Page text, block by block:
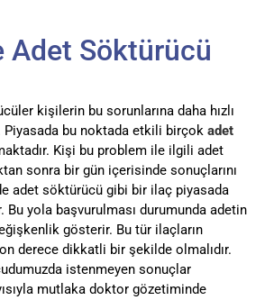
Adet Söktürücü
kişilerin bu sorunlarına daha hızlı
Piyasada bu noktada etkili birçok adet
Kişi bu problem ile ilgili adet
sonra bir gün içerisinde sonuçlarını
adet söktürücü gibi bir ilaç piyasada
Bu yola başvurulması durumunda adetin
gösterir. Bu tür ilaçların
derece dikkatli bir şekilde olmalıdır.
istenmeyen sonuçlar
mutlaka doktor gözetiminde